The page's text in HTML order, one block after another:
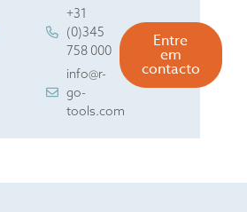
+31
(0)345
758 000
info@r-
go-
tools.com
Entre
em
contacto